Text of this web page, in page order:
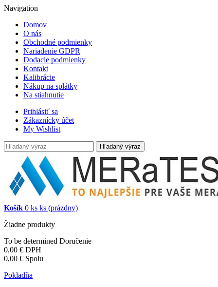
Navigation
Domov
O nás
Obchodné podmienky
Nariadenie GDPR
Dodacie podmienky
Kontakt
Kalibrácie
Nákup na splátky
Na stiahnutie
Prihlásiť sa
Zákaznícky účet
My Wishlist
Hľadaný výraz
Košík 0 ks ks (prázdny)
Žiadne produkty
To be determined Doručenie
0,00 € DPH
0,00 € Spolu
Pokladňa